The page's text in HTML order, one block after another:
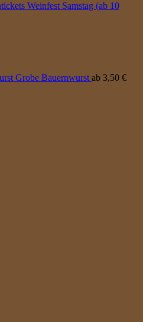
Weinfest Samstag (ab 10
Grobe Bauernwurst ab 3,50 €